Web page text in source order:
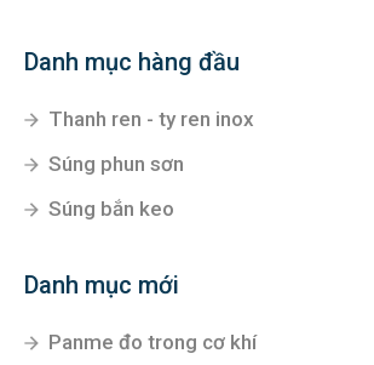
Danh mục hàng đầu
Thanh ren - ty ren inox
Súng phun sơn
Súng bắn keo
Danh mục mới
Panme đo trong cơ khí